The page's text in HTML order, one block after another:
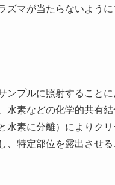
ズマが当たらないよう
ンプルに照射すること
水素などの化学的共有
水素に分離）によりク
、特定部位を露出させる